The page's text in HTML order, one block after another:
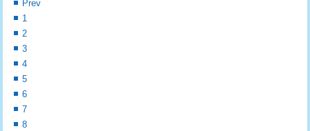
Prev
1
2
3
4
5
6
7
8